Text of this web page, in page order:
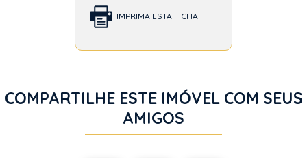
IMPRIMA ESTA FICHA
COMPARTILHE ESTE IMÓVEL COM SEUS
AMIGOS